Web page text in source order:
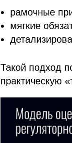
рамочные
мягкие
Такой подход
практическую